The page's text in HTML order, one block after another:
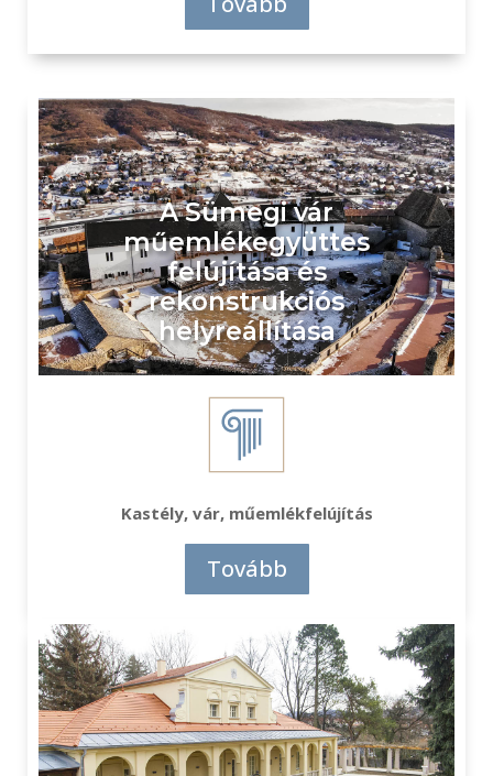
A Sümegi vár
műemlékegyüttes
felújítása és
rekonstrukciós
helyreállítása
Kastély, vár, műemlékfelújítás
Tovább